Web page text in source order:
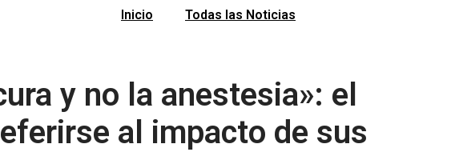
Inicio Todas las Noticias
y no la anestesia»: el
al impacto de sus